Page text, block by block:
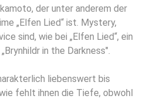
der unter anderem der
„Elfen Lied“ ist. Mystery,
sind, wie bei „Elfen Lied“, ein
in the Darkness".
liebenswert bis
fehlt ihnen die Tiefe, obwohl